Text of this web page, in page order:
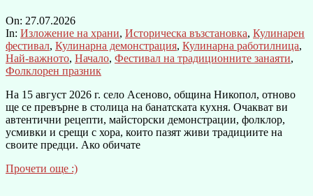
On: 27.07.2026
In: Изложение на храни, Историческа възстановка, Кулинарен
фестивал, Кулинарна демонстрация, Кулинарна работилница,
Най-важното, Начало, Фестивал на традиционните занаяти,
Фолклорен празник
На 15 август 2026 г. село Асеново, община Никопол, отново
ще се превърне в столица на банатската кухня. Очакват ви
автентични рецепти, майсторски демонстрации, фолклор,
усмивки и срещи с хора, които пазят живи традициите на
своите предци. Ако обичате
Прочети още :)